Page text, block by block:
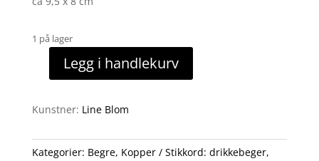
1 på lager
Drikkebeger
antall
Legg i handlekurv
Kunstner: Line Blom
Kategorier: Begre, Kopper Stikkord: drikkebeger,